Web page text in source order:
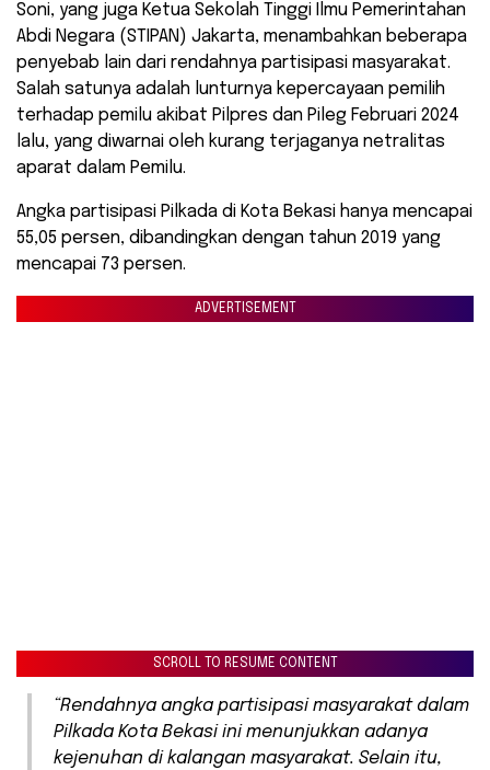
Soni, yang juga Ketua Sekolah Tinggi Ilmu Pemerintahan
Abdi Negara (STIPAN) Jakarta, menambahkan beberapa
penyebab lain dari rendahnya partisipasi masyarakat.
Salah satunya adalah lunturnya kepercayaan pemilih
terhadap pemilu akibat Pilpres dan Pileg Februari 2024
lalu, yang diwarnai oleh kurang terjaganya netralitas
aparat dalam Pemilu.
Angka partisipasi Pilkada di Kota Bekasi hanya mencapai
55,05 persen, dibandingkan dengan tahun 2019 yang
mencapai 73 persen.
ADVERTISEMENT
SCROLL TO RESUME CONTENT
“Rendahnya angka partisipasi masyarakat dalam
Pilkada Kota Bekasi ini menunjukkan adanya
kejenuhan di kalangan masyarakat. Selain itu,